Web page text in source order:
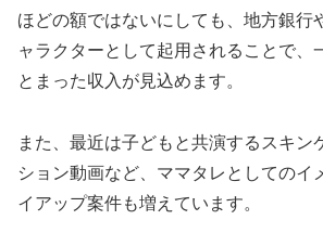
ほどの額ではないにしても、地方銀行
ャラクターとして起用されることで、
とまった収入が見込めます。
また、最近は子どもと共演するスキン
ション動画など、ママタレとしてのイ
イアップ案件も増えています。